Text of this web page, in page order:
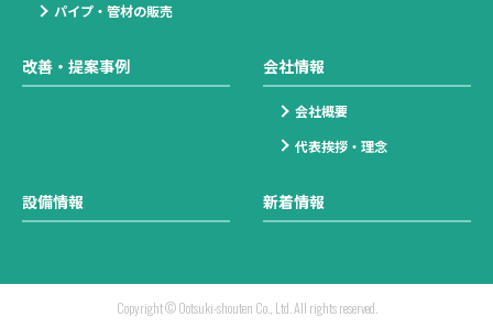
パイプ・管材の販売
改善・提案事例 会社情報
会社概要
代表挨拶・理念
設備情報 新着情報
Copyright © Ootsuki-shouten Co., Ltd. All rights reserved.